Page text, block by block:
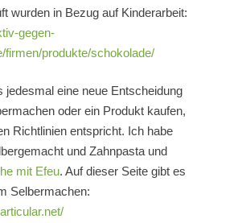
wurden in Bezug auf Kinderarbeit:
gegen-
firmen/produkte/schokolade/
jedesmal eine neue Entscheidung
oder ein Produkt kaufen,
Richtlinien entspricht. Ich habe
und Zahnpasta und
mit Efeu. Auf dieser Seite gibt es
Selbermachen: